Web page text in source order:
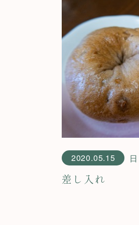
2020.05.15
差し入れ